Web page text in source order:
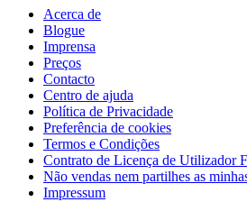
Acerca de
Blogue
Imprensa
Preços
Contacto
Centro de ajuda
Política de Privacidade
Preferência de cookies
Termos e Condições
Contrato de Licença de Utilizador
Não vendas nem partilhes as
Impressum